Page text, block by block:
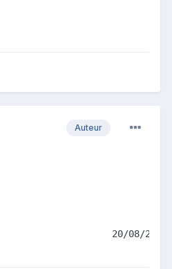
Auteur
20/08/